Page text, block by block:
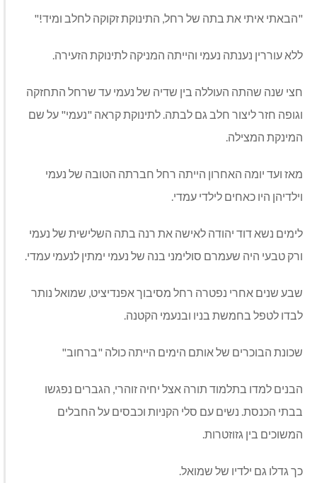
"הבאתי איתי את בתה של רחל, התינוקת זקוקה לחלב ומיד!"
ללא עוררין נענתה נעמי והייתה המניקה לתינוקת הזעירה.
חצי שנה שהתה העוללה בין שדיה של נעמי עד שרחל התחזקה
וגופה חזר ליצור חלב גם לבתה. לתינוקת קראה "נעמי" על שם
המינקת המצילה.
מאז ועד יומה האחרון הייתה רחל חברתה הטובה של נעמי
וילדיהן היו כאחים לילדי עמדי.
לימים נשא דוד יהודה לאישה את רנה בתה השלישית של נעמי
ורק טבעי היה שעמרם סולימני בנה של נעמי ימתין לנעמי עמדי.
שבע שנים אחרי נפטרה רחל מסיבוך אפנדיציט, שמואל נותר
לבדו לטפל בחמשת בניו ובנעמי הקטנה.
שכונת הבוכרים של אותם הימים הייתה כולה "ברחוב"
הבנים למדו בתלמוד תורה אצל יחיה זוהרי, הגברים נפגשו
בבתי הכנסת. נשים עם סלי הקניות וכבסים על החבלים
המשוכים בין גזוזטרות.
כך גדלו גם ילדיו של שמואל.